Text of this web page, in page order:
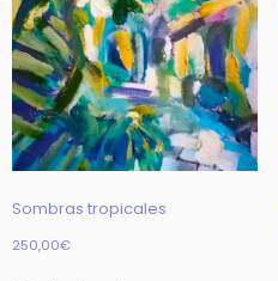
Sombras tropicales
250,00€